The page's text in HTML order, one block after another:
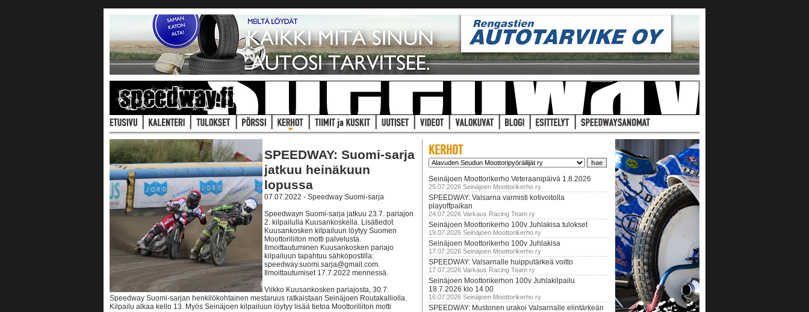
SPEEDWAY: Suomi-sarja
jatkuu heinäkuun
lopussa
07.07.2022 - Speedway Suomi-sarja
Speedwayn Suomi-sarja jatkuu 23.7. pariajon
2. kilpailulla Kuusankoskella. Lisätiedot
Kuusankosken kilpailuun löytyy Suomen
Moottoriliiton motti palvelusta.
Ilmoittautuminen Kuusankosken pariajo
kilpailuun tapahtuu sähköpostilla:
speedway.suomi.sarja@gmail.com.
Ilmoittautumiset 17.7.2022 mennessä.
Viikko Kuusankosken pariajosta, 30.7.
Speedway Suomi-sarjan henkilökohtainen mestaruus ratkaistaan Seinäjoen Routakalliolla.
Kilpailu alkaa kello 13. Myös Seinäjoen kilpailuun löytyy lisää tietoa Moottoriliiton motti
Seinäjoen Moottorikerho Veteraanipäivä 1.8.2026
25.07.2026 Seinäjoen Moottorikerho ry
SPEEDWAY: Valsarna varmisti kotivoitolla
playoffpaikan
24.07.2026 Varkaus Racing Team ry
Seinäjoen Moottorikerho 100v Juhlakisa tulokset
19.07.2026 Seinäjoen Moottorikerho ry
Seinäjoen Moottorikerho 100v Juhlakisa
17.07.2026 Seinäjoen Moottorikerho ry
SPEEDWAY: Valsarnalle huipputärkeä voitto
17.07.2026 Varkaus Racing Team ry
Seinäjoen Moottorikerhon 100v Juhlakilpailu
18.7.2026 klo 14.00
16.07.2026 Seinäjoen Moottorikerho ry
SPEEDWAY: Mustonen urakoi Valsarnalle elintärkeän